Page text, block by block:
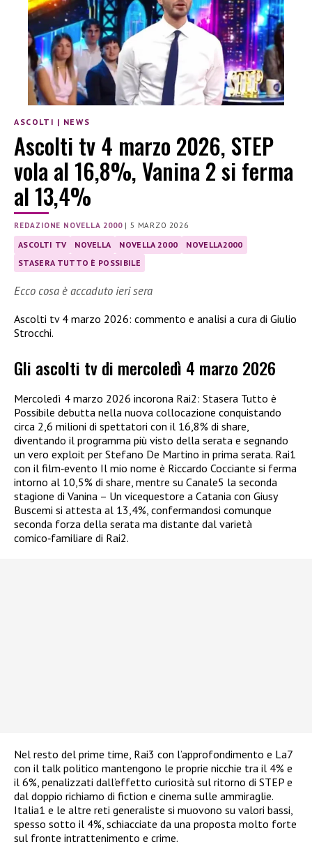
ASCOLTI | NEWS
Ascolti tv 4 marzo 2026, STEP
vola al 16,8%, Vanina 2 si ferma
al 13,4%
REDAZIONE NOVELLA 2000|5 MARZO 2026
ASCOLTI TV NOVELLA NOVELLA 2000
NOVELLA2000
STASERA TUTTO È POSSIBILE
Ecco cosa è accaduto ieri sera
Ascolti tv 4 marzo 2026: commento e analisi a cura di Giulio
Strocchi.
Gli ascolti tv di mercoledì 4 marzo 2026
Mercoledì 4 marzo 2026 incorona Rai2: Stasera Tutto è
Possibile debutta nella nuova collocazione conquistando
circa 2,6 milioni di spettatori con il 16,8% di share,
diventando il programma più visto della serata e segnando
un vero exploit per Stefano De Martino in prima serata. Rai1
con il film‑evento Il mio nome è Riccardo Cocciante si ferma
intorno al 10,5% di share, mentre su Canale5 la seconda
stagione di Vanina – Un vicequestore a Catania con Giusy
Buscemi si attesta al 13,4%, confermandosi comunque
seconda forza della serata ma distante dal varietà
comico‑familiare di Rai2.
Nel resto del prime time, Rai3 con l’approfondimento e La7
con il talk politico mantengono le proprie nicchie tra il 4% e
il 6%, penalizzati dall’effetto curiosità sul ritorno di STEP e
dal doppio richiamo di fiction e cinema sulle ammiraglie.
Italia1 e le altre reti generaliste si muovono su valori bassi,
spesso sotto il 4%, schiacciate da una proposta molto forte
sul fronte intrattenimento e crime.